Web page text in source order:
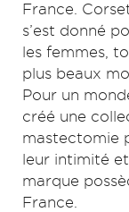
France.
s’est donné
les femmes,
plus beaux
Pour un
créé une
mastectomie
leur intimité
marque
France.